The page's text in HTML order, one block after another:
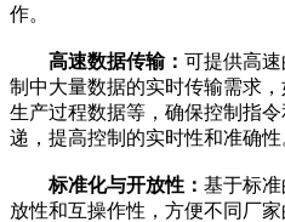
作。
高速数据传输： 可提供高
制中大量数据的实时传输需求
生产过程数据等，确保控制指
递，提高控制的实时性和准确性
标准化与开放性： 基于标
放性和互操作性，方便不同厂